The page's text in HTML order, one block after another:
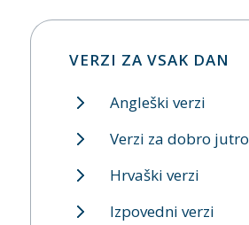
VERZI ZA VSAK DAN
Angleški verzi
Verzi za dobro jutro
Hrvaški verzi
Izpovedni verzi